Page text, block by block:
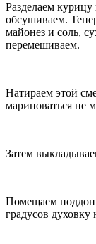
Разделаем
обсушиваем.
майонез и соль,
перемешиваем.
Натираем этой
мариноваться не
Затем
Помещаем поддон
градусов духовку